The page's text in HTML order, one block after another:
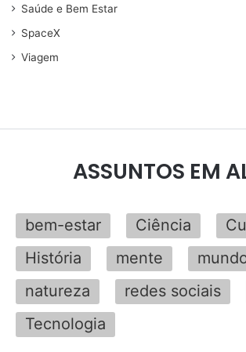
Saúde e Bem Estar
SpaceX
Viagem
ASSUNTOS EM
bem-estar Ciência
História
mente
natureza
redes sociais
Tecnologia